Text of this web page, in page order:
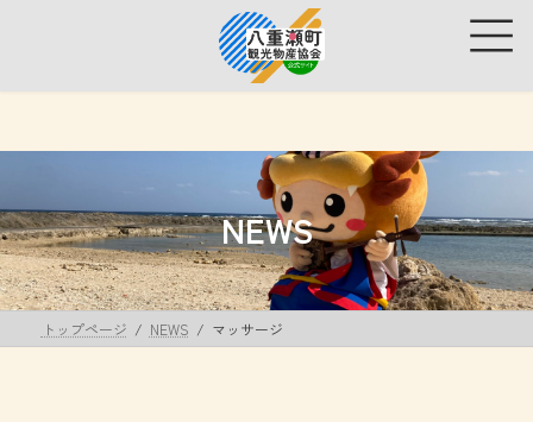
ス
プ
ン
動
NEWS
トップページ NEWS マッサージ